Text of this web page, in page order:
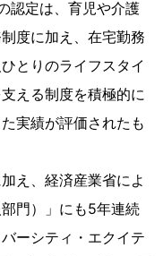
認定は、育児や介護
度に加え、在宅勤務
とりのライフスタイ
える制度を積極的に
実績が評価されたも
え、経済産業省によ
門）」にも5年連続
ーシティ・エクイテ